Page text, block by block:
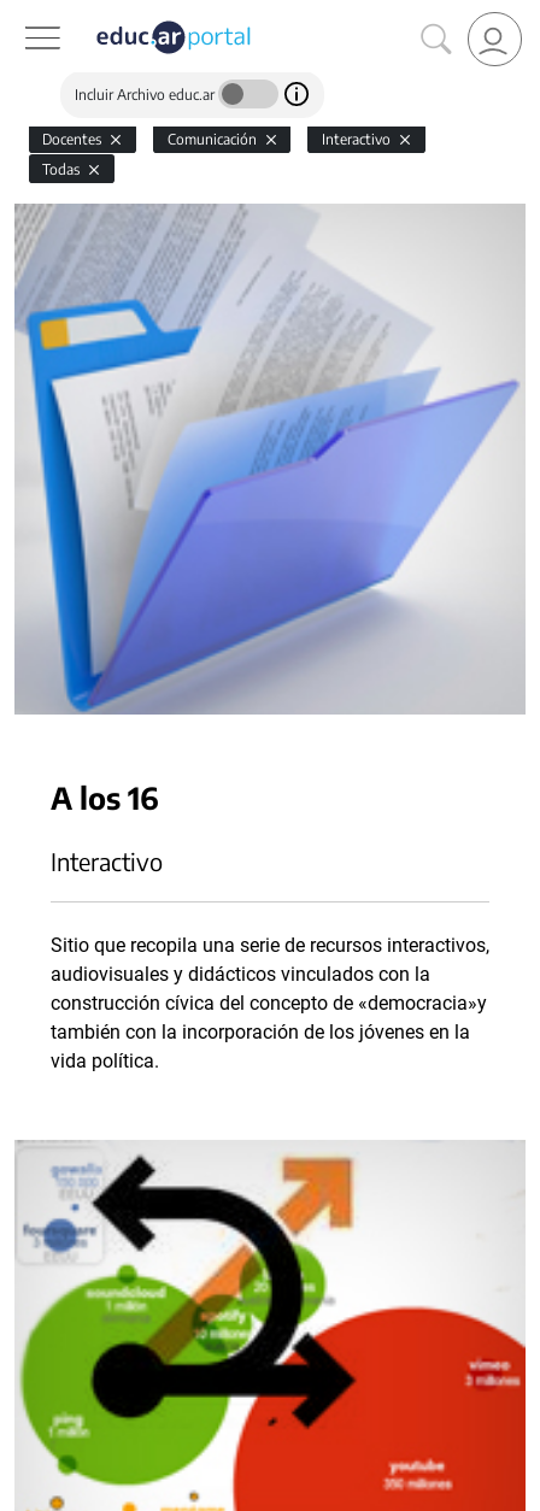
Incluir Archivo educ.ar
Docentes Comunicación
Interactivo
Todas
A los 16
Interactivo
Sitio que recopila una serie de recursos interactivos,
audiovisuales y didácticos vinculados con la
construcción cívica del concepto de «democracia»y
también con la incorporación de los jóvenes en la
vida política.